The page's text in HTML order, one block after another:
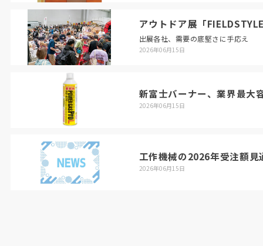
アウトドア展「
出展各社、需要の底堅さに手応え
2026年06月15日
新富士バーナー、業界最大
2026年06月15日
工作機械の2026年受注額
2026年06月15日